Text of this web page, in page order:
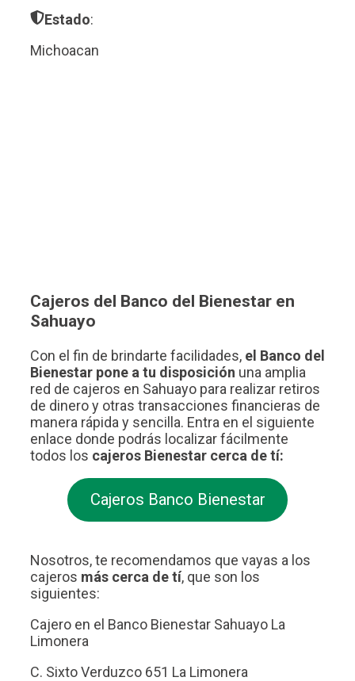
Estado:
Michoacan
Cajeros del Banco del Bienestar en
Sahuayo
Con el fin de brindarte facilidades, el Banco del
Bienestar pone a tu disposición una amplia
red de cajeros en Sahuayo para realizar retiros
de dinero y otras transacciones financieras de
manera rápida y sencilla. Entra en el siguiente
enlace donde podrás localizar fácilmente
todos los cajeros Bienestar cerca de tí:
Cajeros Banco Bienestar
Nosotros, te recomendamos que vayas a los
cajeros más cerca de tí, que son los
siguientes:
Cajero en el Banco Bienestar Sahuayo La
Limonera
C. Sixto Verduzco 651 La Limonera